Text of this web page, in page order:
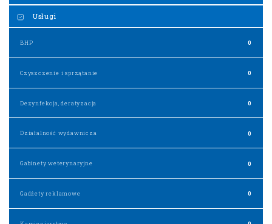
Usługi
BHP 0
Czyszczenie i sprzątanie 0
Dezynfekcja, deratyzacja 0
Działalność wydawnicza 0
Gabinety weterynaryjne 0
Gadżety reklamowe 0